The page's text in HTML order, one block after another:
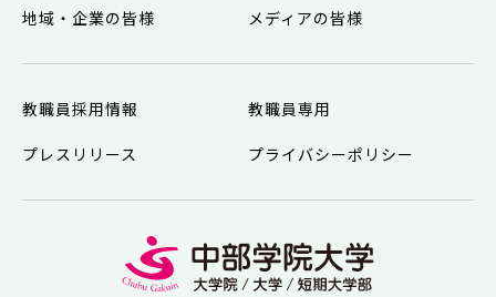
地域・企業の皆様 メディアの皆様
教職員採用情報 教職員専用
プレスリリース プライバシーポリシー